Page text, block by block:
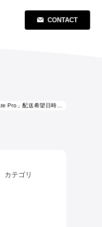
CONTACT
カテゴリ